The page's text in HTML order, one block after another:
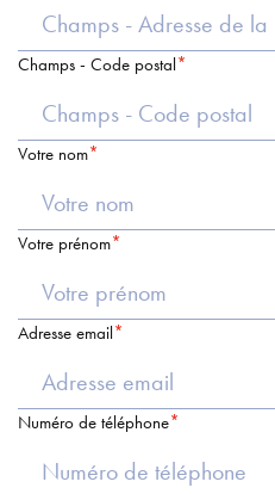
Champs - Code postal
Votre nom
Votre prénom
Adresse email
Numéro de téléphone